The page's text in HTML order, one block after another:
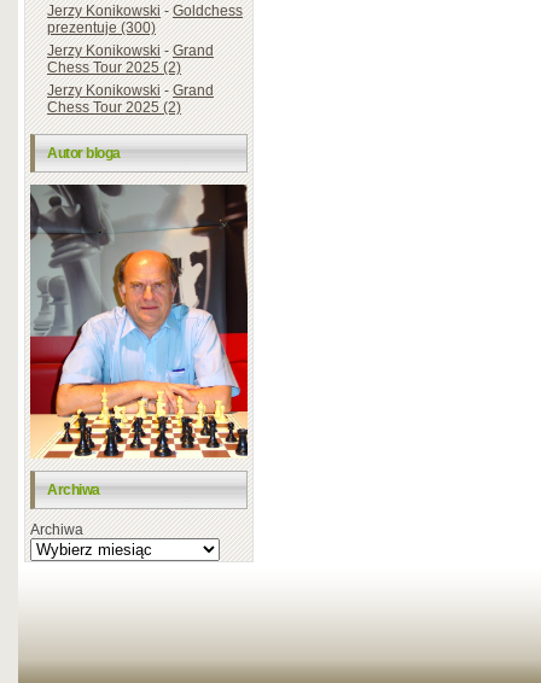
Jerzy Konikowski-Goldchess
prezentuje (300)
Jerzy Konikowski-Grand
Chess Tour 2025 (2)
Jerzy Konikowski-Grand
Chess Tour 2025 (2)
Autor bloga
Archiwa
Archiwa